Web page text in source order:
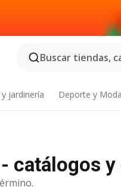
Buscar tiendas,
jardinería Deporte y Moda
catálogos